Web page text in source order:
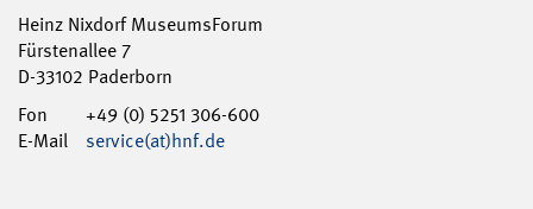
Heinz Nixdorf MuseumsForum
Fürstenallee 7
D-33102 Paderborn
Fon
+49 (0) 5251 306-600
E-Mail
service(at)hnf.de